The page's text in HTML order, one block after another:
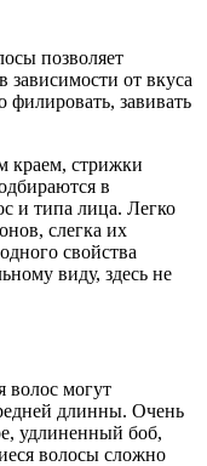
позволяет
зависимости от вкуса
завивать
краем, стрижки
в
и типа лица. Легко
слегка их
свойства
виду, здесь не
волос могут
длинны. Очень
удлиненный боб,
волосы сложно